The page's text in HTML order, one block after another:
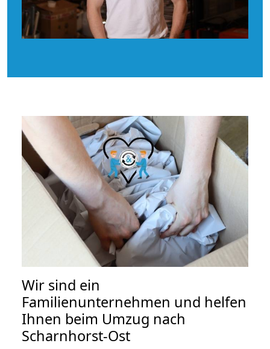
Wir sind ein
Familienunternehmen und helfen
Ihnen beim Umzug nach
Scharnhorst-Ost